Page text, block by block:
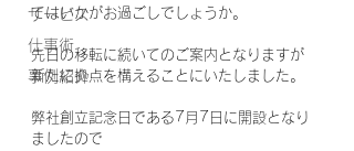
サービス
仕事術
事例紹介
てはいかがお過ごしでしょうか。
先日の移転に続いてのご案内となりますが
新たに拠点を構えることにいたしました。
弊社創立記念日である7月7日に開設となり
ましたので